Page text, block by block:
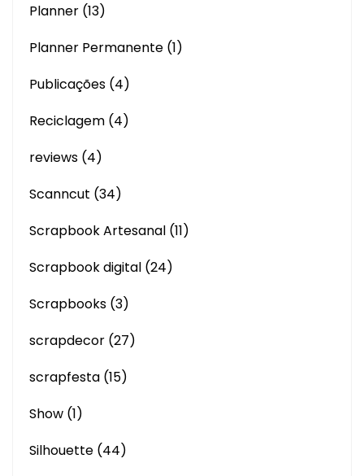
Planner (13)
Planner Permanente (1)
Publicações (4)
Reciclagem (4)
reviews (4)
Scanncut (34)
Scrapbook Artesanal (11)
Scrapbook digital (24)
Scrapbooks (3)
scrapdecor (27)
scrapfesta (15)
Show (1)
Silhouette (44)